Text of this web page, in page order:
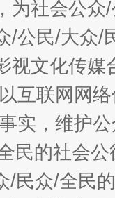
为社会公
/公民/大众/
视文化传
互联网网
实，维护
民的社会公
/民众/全民